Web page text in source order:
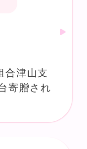
合津山支
寄贈され